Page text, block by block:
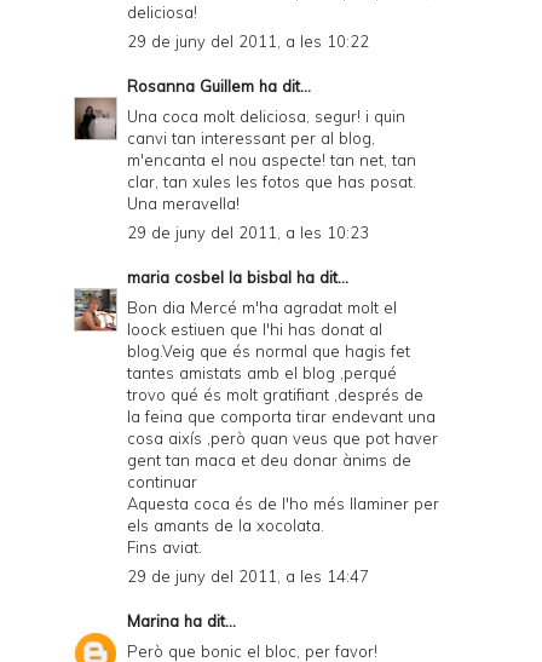
deliciosa!
29 de juny del 2011, a les 10:22
Rosanna Guillem ha dit...
Una coca molt deliciosa, segur! i quin
canvi tan interessant per al blog,
m'encanta el nou aspecte! tan net, tan
clar, tan xules les fotos que has posat.
Una meravella!
29 de juny del 2011, a les 10:23
maria cosbel la bisbal ha dit...
Bon dia Mercé m'ha agradat molt el
loock estiuen que l'hi has donat al
blog.Veig que és normal que hagis fet
tantes amistats amb el blog ,perqué
trovo qué és molt gratifiant ,després de
la feina que comporta tirar endevant una
cosa aixís ,però quan veus que pot haver
gent tan maca et deu donar ànims de
continuar
Aquesta coca és de l'ho més llaminer per
els amants de la xocolata.
Fins aviat.
29 de juny del 2011, a les 14:47
Marina ha dit...
Però que bonic el bloc, per favor!